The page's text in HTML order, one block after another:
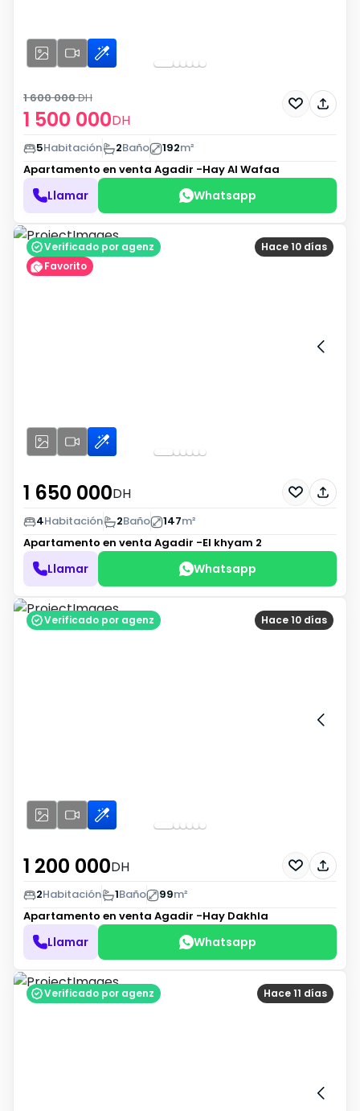
1 500 000DH
1 600 000DH
5Habitación 2Baño 192m²
Apartamento en venta Agadir -Hay Al Wafaa
Llamar Whatsapp
Hace 10 días
Verificado por agenz
Favorito
1 650 000DH
4Habitación 2Baño 147m²
Apartamento en venta Agadir -El khyam 2
Llamar Whatsapp
Hace 10 días
Verificado por agenz
1 200 000DH
2Habitación 1Baño 99m²
Apartamento en venta Agadir -Hay Dakhla
Llamar Whatsapp
Hace 11 días
Verificado por agenz